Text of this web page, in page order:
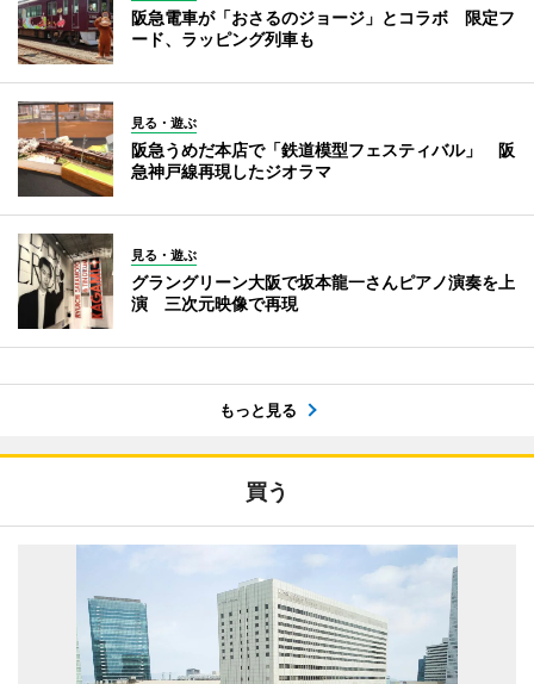
阪急電車が「おさるのジョージ」とコラボ 限定フ
ード、ラッピング列車も
見る・遊ぶ
阪急うめだ本店で「鉄道模型フェスティバル」 阪
急神戸線再現したジオラマ
見る・遊ぶ
グラングリーン大阪で坂本龍一さんピアノ演奏を上
演 三次元映像で再現
もっと見る
買う